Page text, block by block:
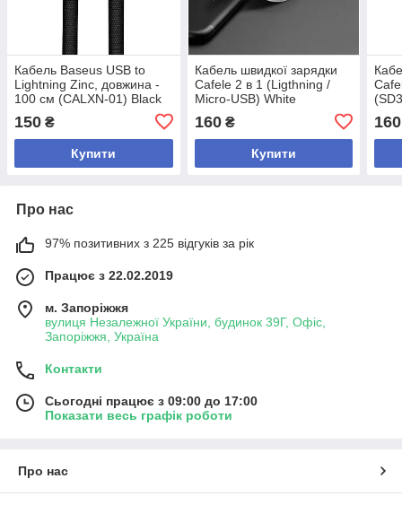
Кабель Baseus USB to
Lightning Zinc, довжина -
100 см (CALXN-01) Black
150 ₴
Купити
Кабель швидкої зарядки
Cafele 2 в 1 (Ligthning /
Micro-USB) White
160₴
Купити
160
Про нас
97% позитивних з 225 відгуків за рік
Працює з 22.02.2019
м. Запоріжжя
вулиця Незалежної України, будинок 39Г, Офіс,
Запоріжжя, Україна
Контакти
Сьогодні працює з 09:00 до 17:00
Показати весь графік роботи
Про нас